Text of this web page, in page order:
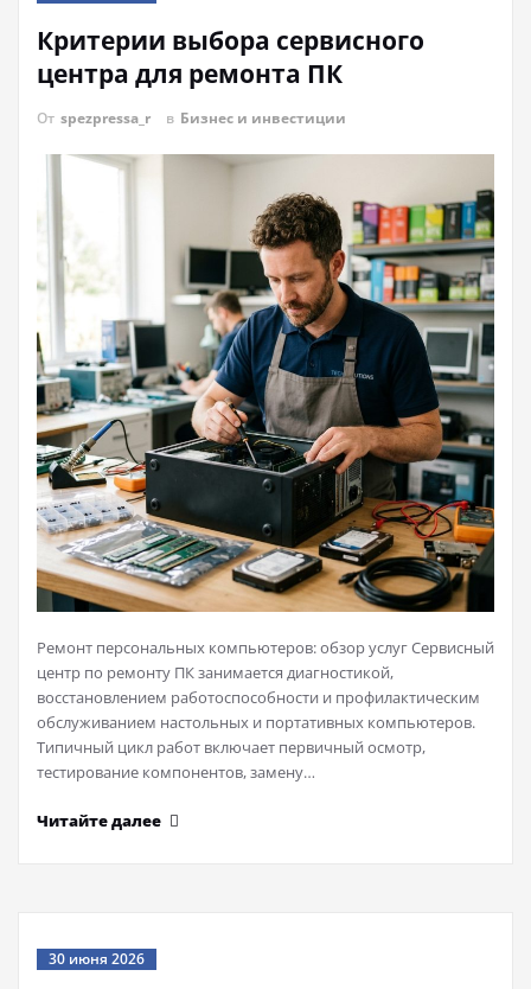
Критерии выбора сервисного
центра для ремонта ПК
От spezpressa_r в Бизнес и инвестиции
Ремонт персональных компьютеров: обзор услуг Сервисный
центр по ремонту ПК занимается диагностикой,
восстановлением работоспособности и профилактическим
обслуживанием настольных и портативных компьютеров.
Типичный цикл работ включает первичный осмотр,
тестирование компонентов, замену…
Читайте далее
30 июня 2026